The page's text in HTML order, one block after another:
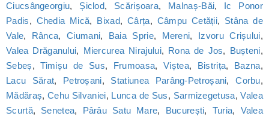
Ciucsângeorgiu, Șiclod, Scărișoara, Malnaș-Băi, Ic Ponor
Padis, Chedia Mică, Bixad,Cârța, Câmpu Cetății, Stâna de
Vale, Rânca,Ciumani, Baia Sprie, Mereni, Izvoru Crișului,
Valea Drăganului, Miercurea Nirajului, Rona de Jos, Bușteni,
Sebeș,Timișu de Sus, Frumoasa,Viștea, Bistrița, Bazna,
Lacu Sărat, Petroșani, Statiunea Parâng-Petroșani,Corbu,
Mădăraș,Cehu Silvaniei, Lunca de Sus, Sarmizegetusa,Valea
Scurtă, Senetea, Pârâu Satu Mare, București, Turia, Valea